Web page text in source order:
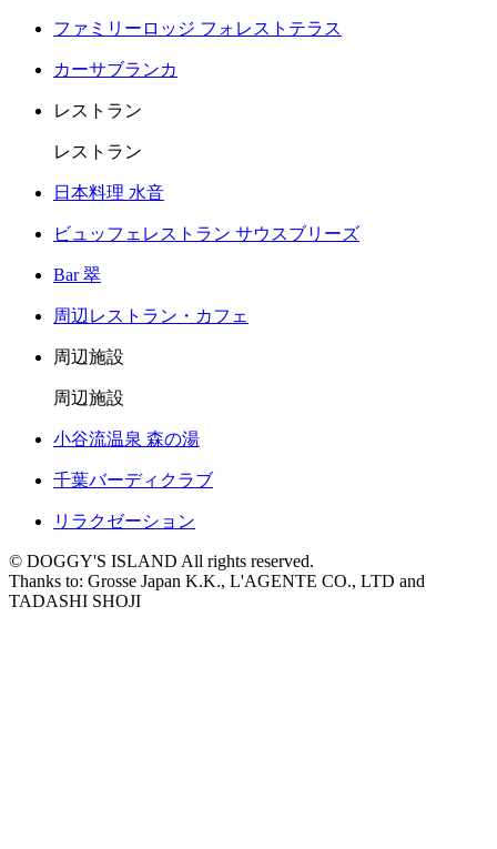
ファミリーロッジ フォレストテラス
カーサブランカ
レストラン
レストラン
日本料理 水音
ビュッフェレストラン サウスブリーズ
Bar 翠
周辺レストラン・カフェ
周辺施設
周辺施設
小谷流温泉 森の湯
千葉バーディクラブ
リラクゼーション
© DOGGY'S ISLAND All rights reserved.
Thanks to: Grosse Japan K.K., L'AGENTE CO., LTD and
TADASHI SHOJI